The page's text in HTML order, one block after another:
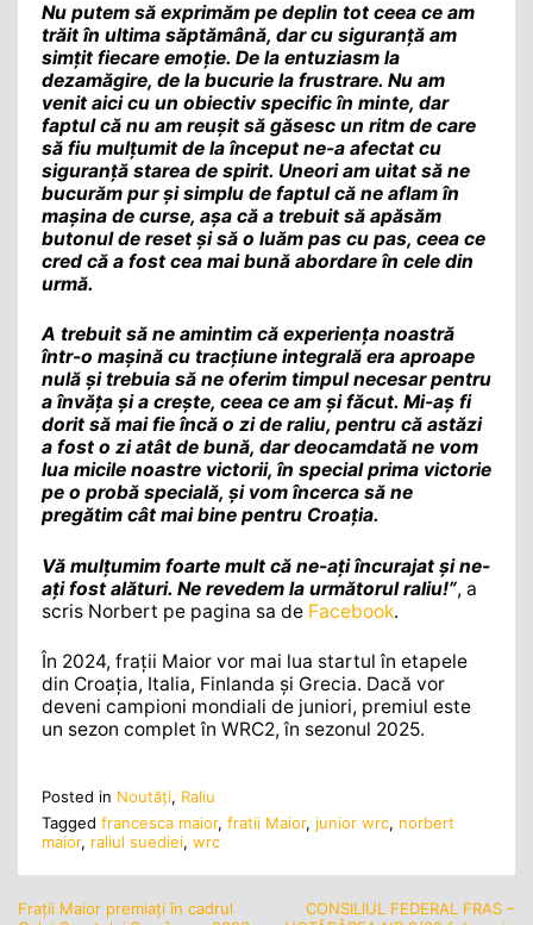
Nu putem să exprimăm pe deplin tot ceea ce am
trăit în ultima săptămână, dar cu siguranță am
simțit fiecare emoție. De la entuziasm la
dezamăgire, de la bucurie la frustrare. Nu am
venit aici cu un obiectiv specific în minte, dar
faptul că nu am reușit să găsesc un ritm de care
să fiu mulțumit de la început ne-a afectat cu
siguranță starea de spirit. Uneori am uitat să ne
bucurăm pur și simplu de faptul că ne aflam în
mașina de curse, așa că a trebuit să apăsăm
butonul de reset și să o luăm pas cu pas, ceea ce
cred că a fost cea mai bună abordare în cele din
urmă.
A trebuit să ne amintim că experiența noastră
într-o mașină cu tracțiune integrală era aproape
nulă și trebuia să ne oferim timpul necesar pentru
a învăța și a crește, ceea ce am și făcut. Mi-aș fi
dorit să mai fie încă o zi de raliu, pentru că astăzi
a fost o zi atât de bună, dar deocamdată ne vom
lua micile noastre victorii, în special prima victorie
pe o probă specială, și vom încerca să ne
pregătim cât mai bine pentru Croația.
Vă mulțumim foarte mult că ne-ați încurajat și ne-
ați fost alături. Ne revedem la următorul raliu!”, a
scris Norbert pe pagina sa de Facebook.
În 2024, frații Maior vor mai lua startul în etapele
din Croația, Italia, Finlanda și Grecia. Dacă vor
deveni campioni mondiali de juniori, premiul este
un sezon complet în WRC2, în sezonul 2025.
Posted in Noutăţi, Raliu
Tagged francesca maior, fratii Maior, junior wrc, norbert
maior, raliul suediei, wrc
Frații Maior premiați în cadrul
CONSILIUL FEDERAL FRAS –